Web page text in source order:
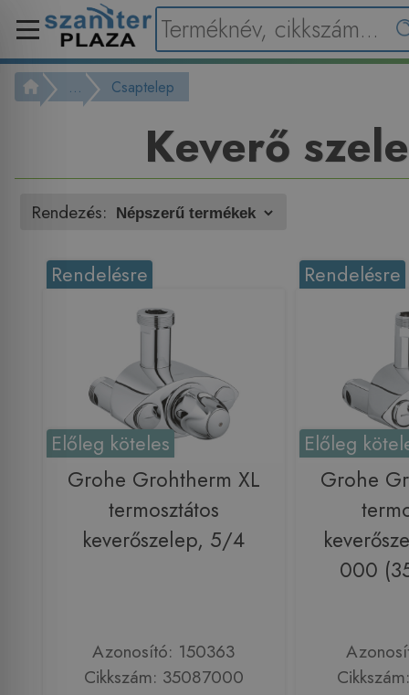
... Csaptelep
Keverő
Rendezés:
Rendelésre
Előleg köteles
Grohe Grohtherm XL
termosztátos
keverőszelep, 5/4
Azonosító: 150363
Cikkszám: 35087000
Rendelésre
Előleg
Grohe
000